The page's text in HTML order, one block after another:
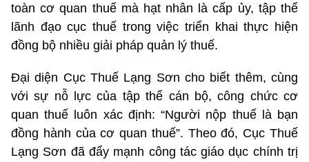
toàn cơ quan thuế mà hạt nhân là cấp ủy, tập thể
lãnh đạo cục thuế trong việc triển khai thực hiện
đồng bộ nhiều giải pháp quản lý thuế.
Đại diện Cục Thuế Lạng Sơn cho biết thêm, cùng
với sự nỗ lực của tập thể cán bộ, công chức cơ
quan thuế luôn xác định: “Người nộp thuế là bạn
đồng hành của cơ quan thuế”. Theo đó, Cục Thuế
Lạng Sơn đã đẩy mạnh công tác giáo dục chính trị